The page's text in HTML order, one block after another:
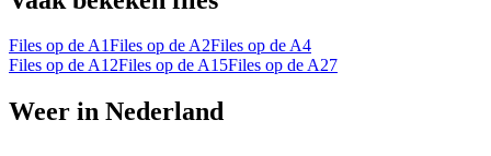
Files op de A1Files op de A2Files op de A4
Files op de A12Files op de A15Files op de A27
Weer in Nederland